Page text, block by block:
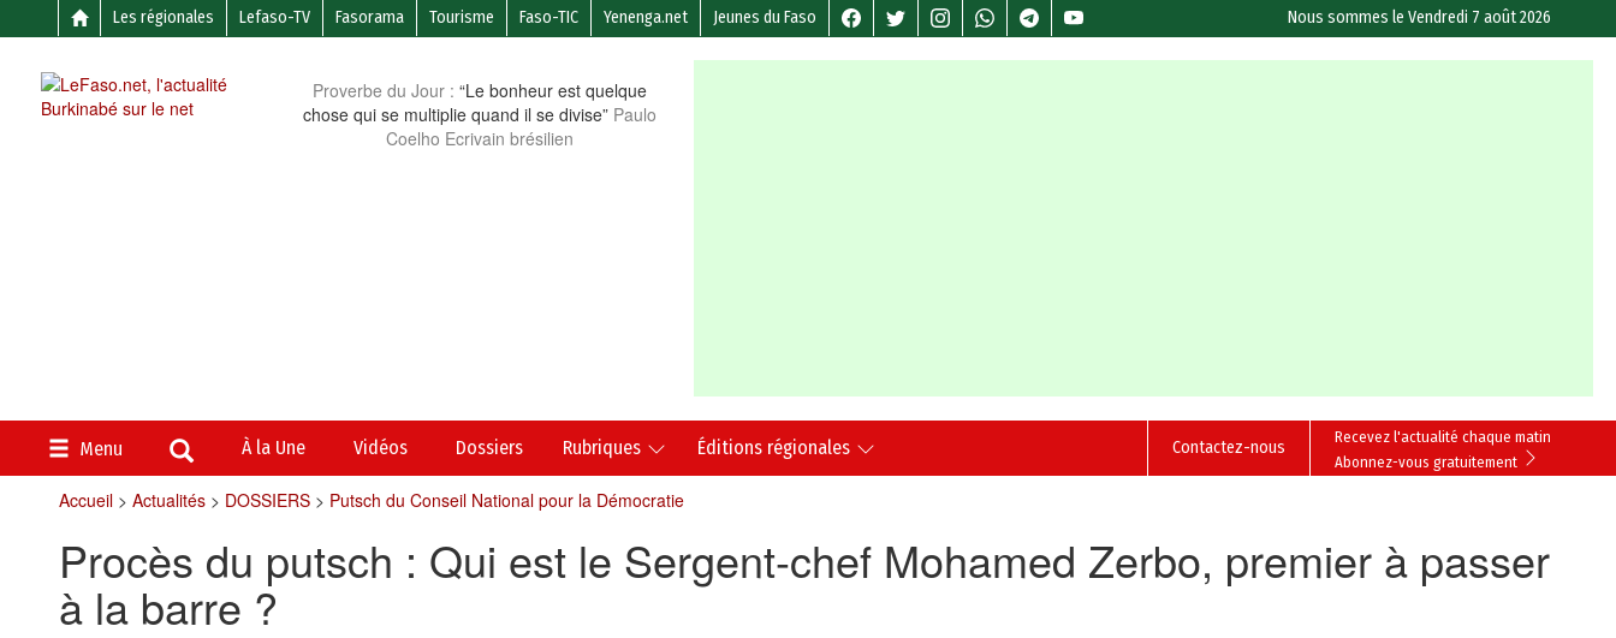
Les régionales Lefaso-TV Fasorama Tourisme Faso-TIC Yenenga.net Jeunes du Faso Nous sommes leVendredi 7 août 2026
Proverbe du Jour : “Le bonheur est quelque
chose qui se multiplie quand il se divise” Paulo
Coelho Ecrivain brésilien
Menu À la Une Vidéos Dossiers Rubriques Éditions régionales
Recevez l'actualité chaque matin
Abonnez-vous gratuitement
Contactez-nous
Accueil> Actualités> DOSSIERS> Putsch du Conseil National pour la Démocratie
Procès du putsch : Qui est le Sergent-chef Mohamed Zerbo, premier à passer
à la barre ?